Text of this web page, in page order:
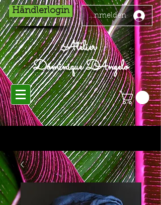
Händlerlogin
Anmelden
Atelier
Dominique D'Angelo